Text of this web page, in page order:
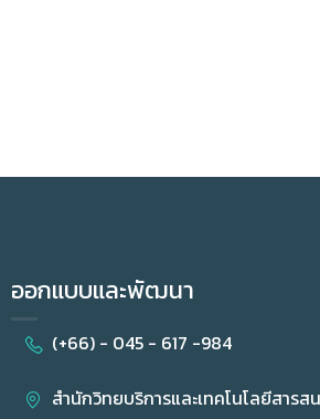
ออกแบบและพัฒนา
(+66) - 045 - 617 -984
สำนักวิทยบริการและเทคโนโลยีสารส